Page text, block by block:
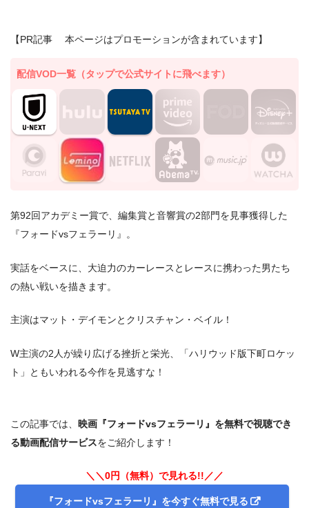
【PR記事 本ページはプロモーションが含まれています】
配信VOD一覧（タップで公式サイトに飛べます）
第92回アカデミー賞で、編集賞と音響賞の2部門を見事獲得した
『フォードvsフェラーリ』。
実話をベースに、大迫力のカーレースとレースに携わった男たち
の熱い戦いを描きます。
主演はマット・デイモンとクリスチャン・ベイル！
W主演の2人が繰り広げる挫折と栄光、「ハリウッド版下町ロケッ
ト」ともいわれる今作を見逃すな！
この記事では、 映画『フォードvsフェラーリ』を無料で視聴でき
る動画配信サービスをご紹介します！
＼＼0円（無料）で見れる!!／／
『フォードvsフェラーリ』を今すぐ無料で見る